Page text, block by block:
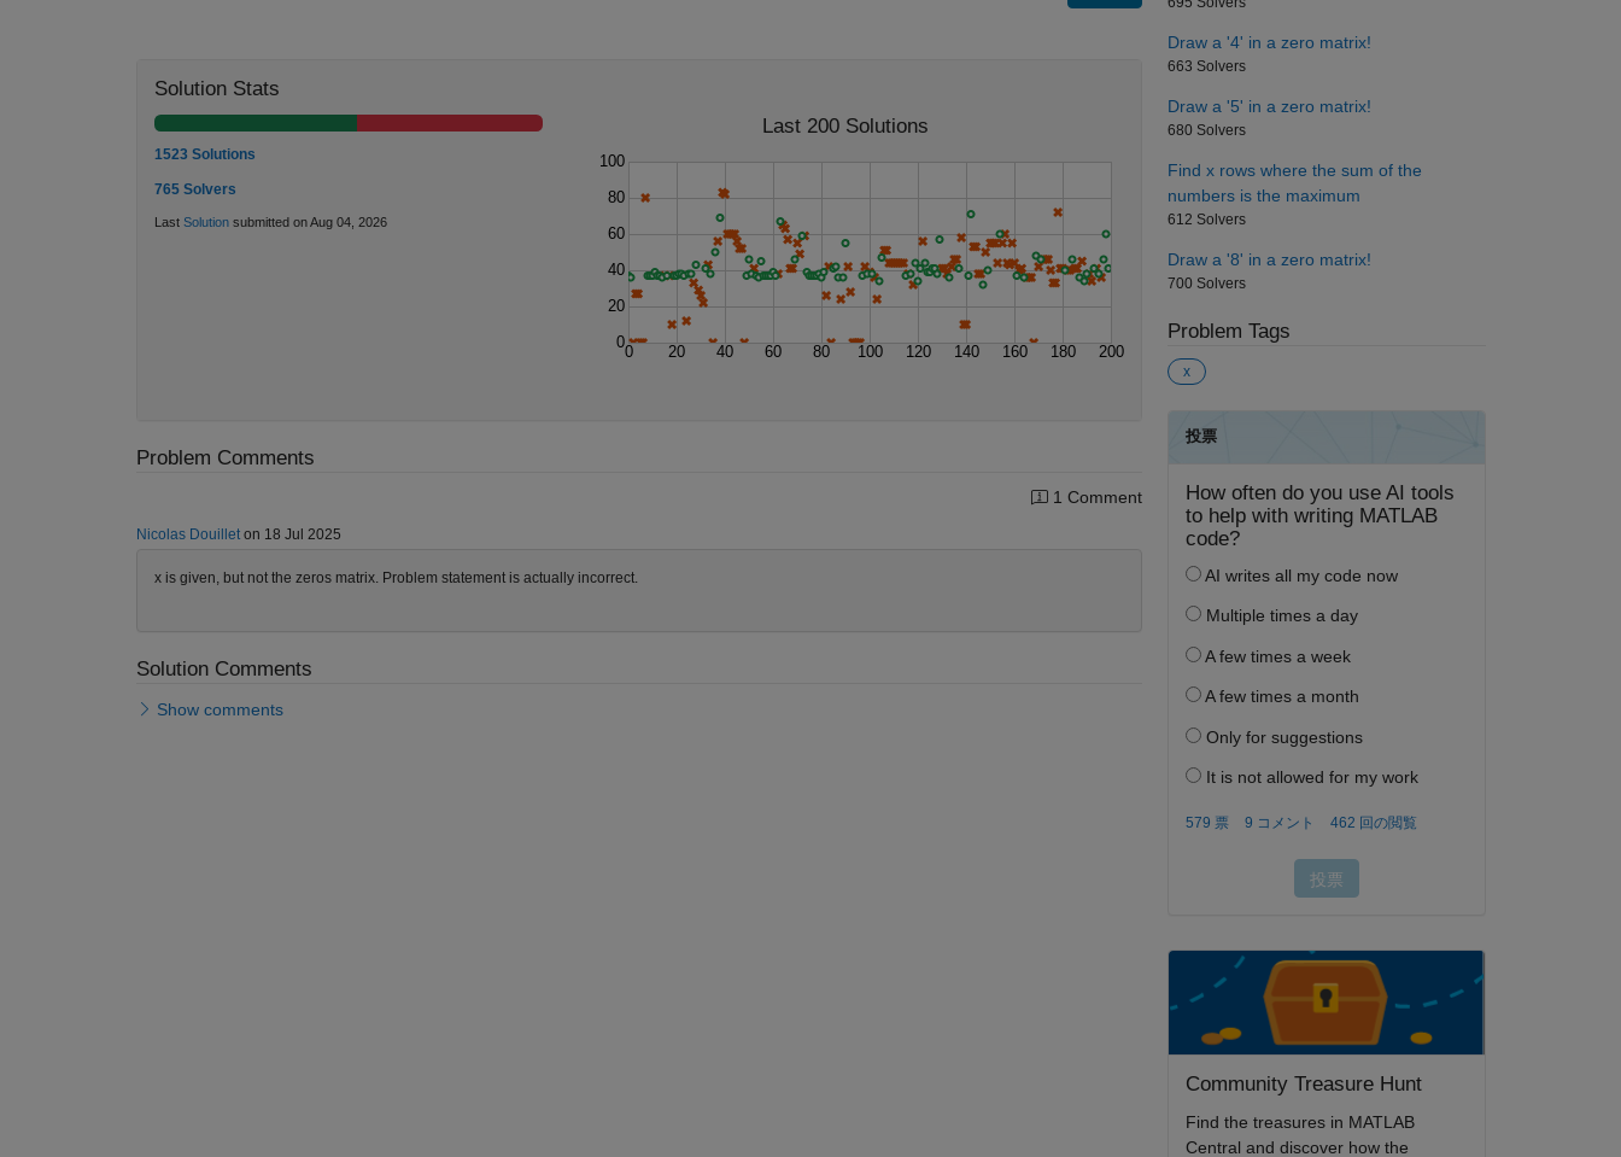
Solution Stats
1523 Solutions
765 Solvers
Last Solutionsubmitted on Aug 04, 2026
Last 200 Solutions
0 20 40 60 80 100 120 140 160 180 200
0
20
40
60
80
100
Problem Comments
1 Comment
Nicolas Douilleton 18 Jul 2025
x is given, but not the zeros matrix. Problem statement is actually incorrect.
Solution Comments
Show comments
Draw a '4' in a zero matrix!
663 Solvers
Draw a '5' in a zero matrix!
680 Solvers
Find x rows where the sum of the
numbers is the maximum
612 Solvers
Draw a '8' in a zero matrix!
700 Solvers
Problem Tags
x
Community Treasure Hunt
Find the treasures in MATLAB
Central and discover how the